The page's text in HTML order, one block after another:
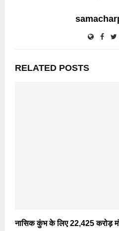
RELATED POSTS
नासिक कुंभ के लिए 22,425 करोड़